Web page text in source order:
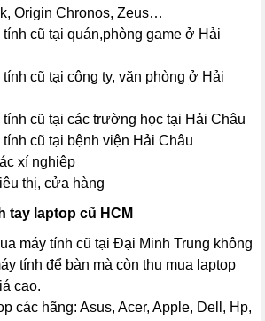
Origin Chronos, Zeus…
tính cũ tại quán,phòng game ở Hải
cũ tại công ty, văn phòng ở Hải
tính cũ tại các trường học tại Hải Châu
tính cũ tại bệnh viện Hải Châu
xí nghiệp
thị, cửa hàng
tay laptop cũ HCM
máy tính cũ tại Đại Minh Trung không
tính để bàn mà còn thu mua laptop
cao.
các hãng: Asus, Acer, Apple, Dell, Hp,